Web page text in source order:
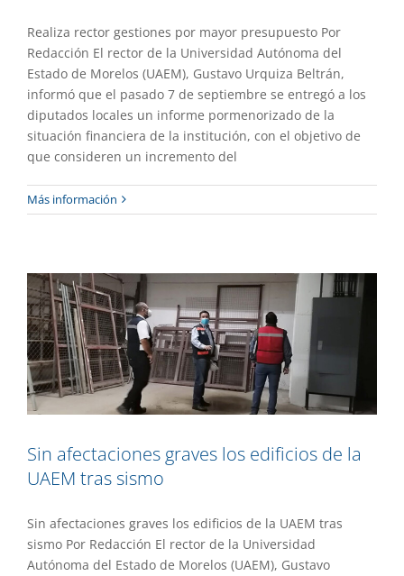
Realiza rector gestiones por mayor presupuesto Por
Redacción El rector de la Universidad Autónoma del
Estado de Morelos (UAEM), Gustavo Urquiza Beltrán,
informó que el pasado 7 de septiembre se entregó a los
diputados locales un informe pormenorizado de la
situación financiera de la institución, con el objetivo de
que consideren un incremento del
Más información
Sin afectaciones graves los edificios de
Sin afectaciones graves los edificios de la
UAEM tras sismo
Sin afectaciones graves los edificios de la UAEM tras
sismo Por Redacción El rector de la Universidad
Autónoma del Estado de Morelos (UAEM), Gustavo